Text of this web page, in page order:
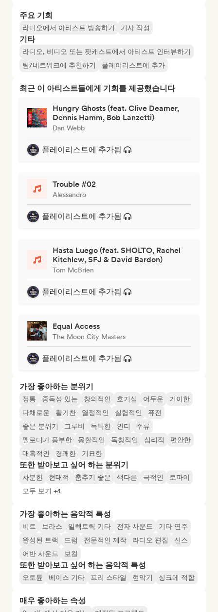
주요 기회
라디오에서 아티스트 방송하기 기사 작성
기타
라디오, 비디오 또는 팟캐스트에서 아티스트 인터뷰하기
팀/네트워크에 추천하기
플레이리스트에 추가
최근 이 아티스트들에게 기회를 제공했습니다
Hungry Ghosts (feat. Clive Deamer,
Dennis Hamm, Bob Lanzetti)
Dan Webb
플레이리스트에 추가됨
Trouble #02
Alessandro
플레이리스트에 추가됨
Hasta Luego (feat. SHOLTO, Rachel
Kitchlew, SFJ & David Bardon)
Tom McBrien
플레이리스트에 추가됨
Equal Access
The Moon City Masters
플레이리스트에 추가됨
가장 좋아하는 분위기
정통 중독성 있는 창의적인 호기심 어두운
기이한
다채로운
활기찬 열정적인 실험적인
퓨전
좋은 분위기
그루비 독특한 인디
주류
멜로디가 풍부한
몽환적인 독창적인 심리적
편안한
매혹적인
경쾌한 기묘한
또한 받아보고 싶어 하는 분위기
차분한 현대적 춤추기 좋은 색다른 극적인
로파이
모두 보기 +4
가장 좋아하는 음악적 특성
비트 브라스 일렉트릭 기타 전자 사운드
기타 연주
완성된 트랙
드럼 전문적인 제작 라디오 편집
신스
어반 사운드
보컬
또한 받아보고 싶어 하는 음악적 특성
오토튠 베이스 기타 프리 스타일 현악기 싱크에 적합
매우 좋아하는 속성